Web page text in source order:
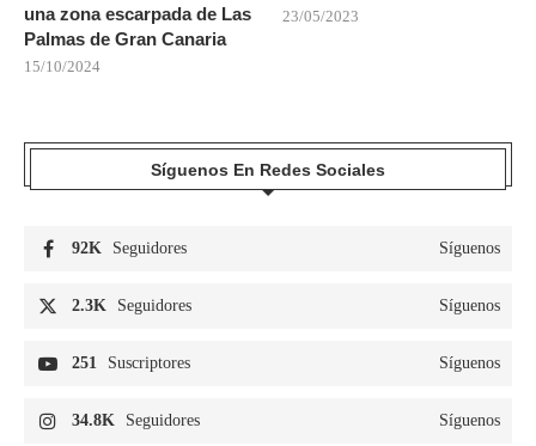
una zona escarpada de Las
Palmas de Gran Canaria
15/10/2024
23/05/2023
Síguenos En Redes Sociales
92K Seguidores Síguenos
2.3K Seguidores Síguenos
251 Suscriptores Síguenos
34.8K Seguidores Síguenos